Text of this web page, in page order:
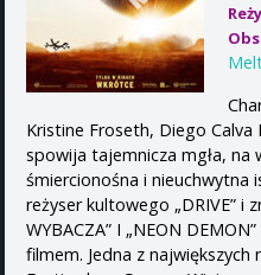
Kristine Froseth, Diego
spowija tajemnicza mgła, na
śmiercionośna i nieuchwytna
reżyser kultowego „DRIVE” i
WYBACZA” I „NEON
filmem. Jedna z